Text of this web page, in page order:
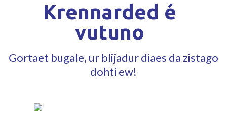
Krennarded é
vutuno
Gortaet bugale, ur blijadur diaes da zistago
dohti ew!